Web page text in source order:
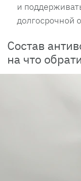
и
долгосрочной
Состав
на что